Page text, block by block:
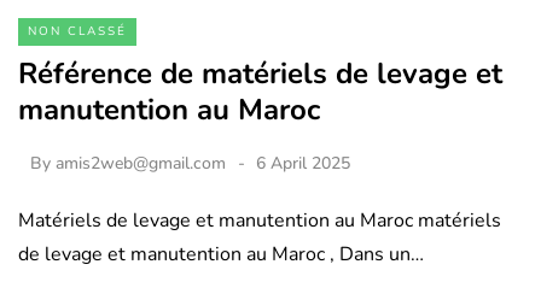
NON CLASSÉ
Référence de matériels de levage et
manutention au Maroc
By amis2web@gmail.com 6 April 2025
Matériels de levage et manutention au Maroc matériels
de levage et manutention au Maroc , Dans un…